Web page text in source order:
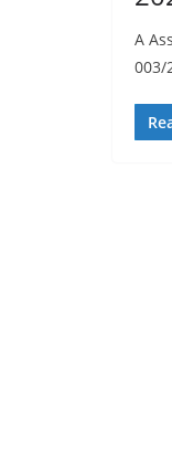
A
003/